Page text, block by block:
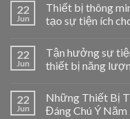
22
Jun
Thiết bị thông
tạo sự tiện ích
22
Jun
Tận hưởng sự
thiết bị năng
22
Jun
Những Thiết Bị
Đáng Chú Ý Năm